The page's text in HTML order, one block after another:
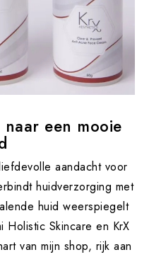
een mooie
aandacht voor
huidverzorging met
huid weerspiegelt
Holistic Skincare en KrX
van mijn shop, rijk aan